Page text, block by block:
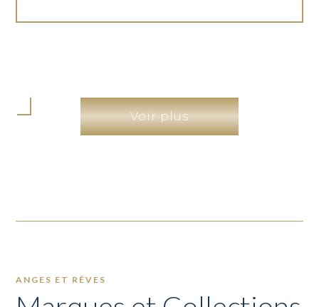
Voir plus
ANGES ET RÊVES